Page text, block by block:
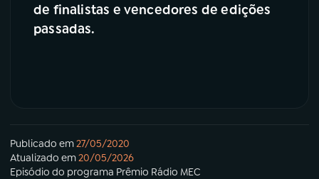
de finalistas e vencedores de edições
passadas.
Publicado em27/05/2020
Atualizado em20/05/2026
Episódio do programa Prêmio Rádio MEC